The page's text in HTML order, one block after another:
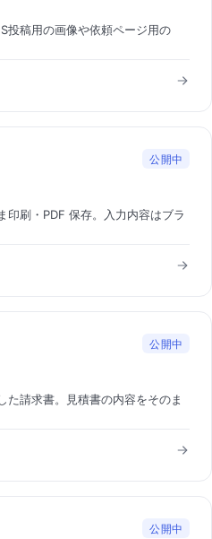
投稿用の画像や依頼ページ用の
公開中
印刷・PDF 保存。入力内容はブラ
公開中
た請求書。見積書の内容をそのま
公開中